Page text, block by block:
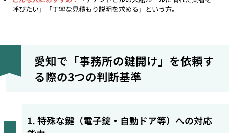
呼びたい」「丁寧な見積もり説明を求める」という方。
愛知で「事務所の鍵開け」を依頼す
る際の3つの判断基準
1. 特殊な鍵（電子錠・自動ドア等）への対応